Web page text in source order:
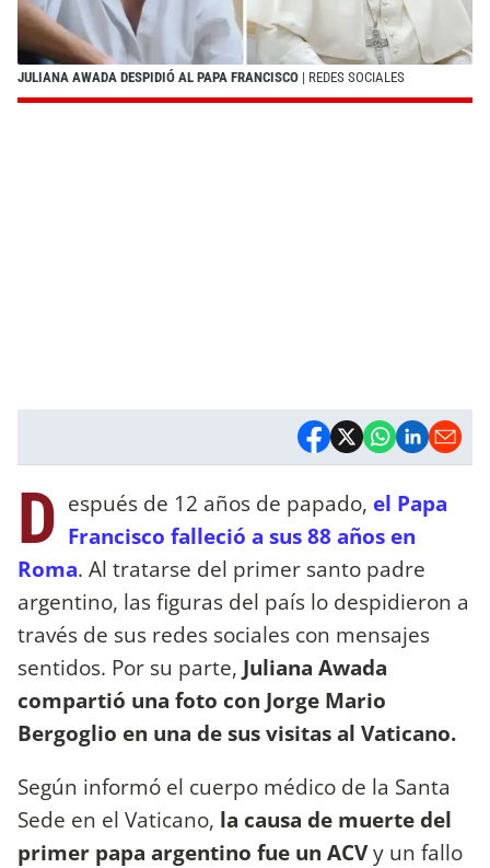
JULIANA AWADA DESPIDIÓ AL PAPA FRANCISCO | REDES SOCIALES
D espués de 12 años de papado, el Papa
Francisco falleció a sus 88 años en
Roma. Al tratarse del primer santo padre
argentino, las figuras del país lo despidieron a
través de sus redes sociales con mensajes
sentidos. Por su parte, Juliana Awada
compartió una foto con Jorge Mario
Bergoglio en una de sus visitas al Vaticano.
Según informó el cuerpo médico de la Santa
Sede en el Vaticano, la causa de muerte del
primer papa argentino fue un ACVy un fallo